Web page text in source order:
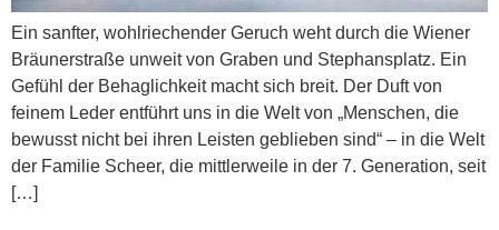
Ein sanfter, wohlriechender Geruch weht durch die Wiener
Bräunerstraße unweit von Graben und Stephansplatz. Ein
Gefühl der Behaglichkeit macht sich breit. Der Duft von
feinem Leder entführt uns in die Welt von „Menschen, die
bewusst nicht bei ihren Leisten geblieben sind“ – in die Welt
der Familie Scheer, die mittlerweile in der 7. Generation, seit
[…]